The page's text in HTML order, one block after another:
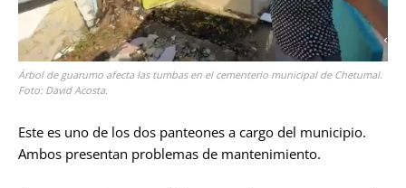
Árbol de guarumo afecta las tumbas en el cementerio municipal de Chetumal.
Foto: David Acosta.
Este es uno de los dos panteones a cargo del municipio.
Ambos presentan problemas de mantenimiento.